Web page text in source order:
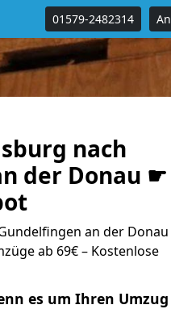
01579-2482314
nach
der Donau ☛
an der Donau
ab 69€ – Kostenlose
es um Ihren